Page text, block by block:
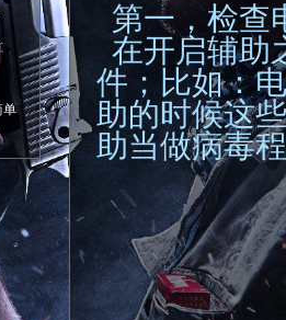
单
第一，检查
在开启辅助
件；比如：
助的时候这
助当做病毒